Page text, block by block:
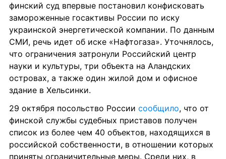
финский суд впервые постановил конфисковать
замороженные госактивы России по иску
украинской энергетической компании. По данным
СМИ, речь идет об иске «Нафтогаза». Уточнялось,
что ограничения затронули Российский центр
науки и культуры, три объекта на Аландских
островах, а также один жилой дом и офисное
здание в Хельсинки.
29 октября посольство России сообщило, что от
финской службы судебных приставов получен
список из более чем 40 объектов, находящихся в
российской собственности, в отношении которых
приняты ограничительные меры. Среди них, в